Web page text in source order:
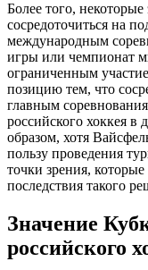
Более того,
сосредоточиться на
международным
игры или чемпионат
ограниченным
позицию тем, что
главным
российского хоккея в
образом, хотя
пользу проведения
точки зрения,
последствия такого
Значение
российского